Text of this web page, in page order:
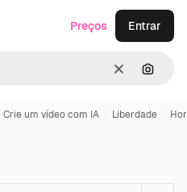
Limpar
Preços Entrar
Crie um vídeo com IA Liberdade